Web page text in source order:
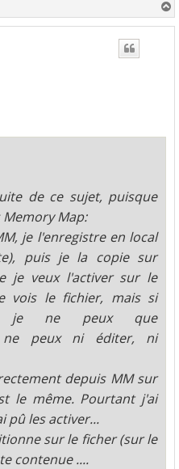
a
de ce sujet, puisque
Map:
je l'enregistre en local
puis je la copie sur
je veux l'activer sur le
vois le fichier, mais si
je ne peux que
ne peux ni éditer, ni
depuis MM sur
le même. Pourtant j'ai
pû les activer...
sur le ficher (sur le
contenue ....